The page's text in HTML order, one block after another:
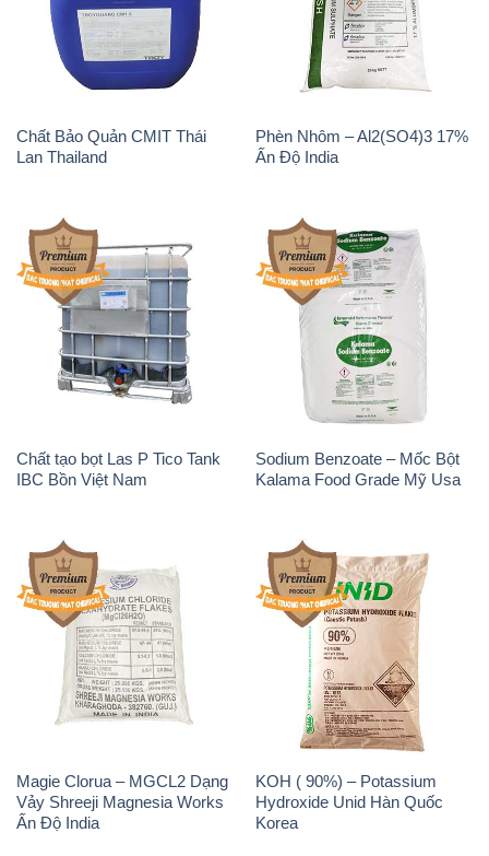
Chất Bảo Quản CMIT Thái
Lan Thailand
Phèn Nhôm – Al2(SO4)3 17%
Ấn Độ India
Chất tạo bọt Las P Tico Tank
IBC Bồn Việt Nam
Sodium Benzoate – Mốc Bột
Kalama Food Grade Mỹ Usa
Magie Clorua – MGCL2 Dạng
Vảy Shreeji Magnesia Works
Ấn Độ India
KOH ( 90%) – Potassium
Hydroxide Unid Hàn Quốc
Korea